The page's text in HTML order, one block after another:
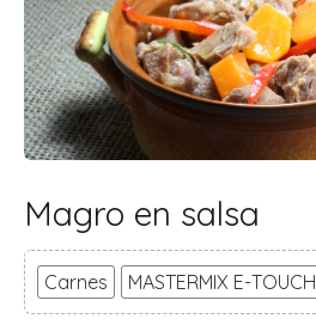
Magro en salsa
Carnes MASTERMIX E-TOUCH